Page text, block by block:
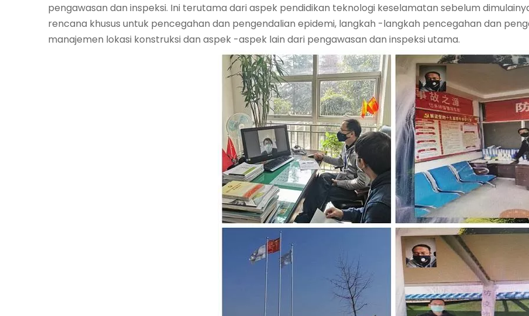
pengawasan dan inspeksi. Ini terutama dari aspek pendidikan teknologi keselamatan sebelum
rencana khusus untuk pencegahan dan pengendalian epidemi, langkah -langkah pencegahan dan
manajemen lokasi konstruksi dan aspek -aspek lain dari pengawasan dan inspeksi utama.